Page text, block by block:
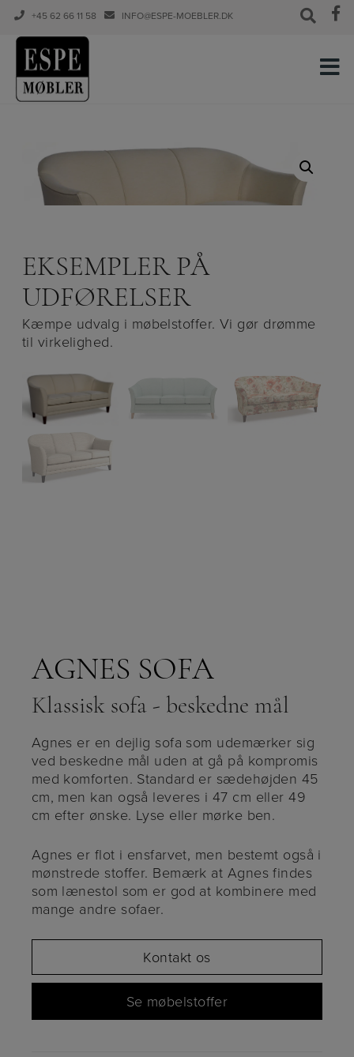
+45 62 66 11 58 INFO@ESPE-MOEBLER.DK
EKSEMPLER PÅ
UDFØRELSER
Kæmpe udvalg i møbelstoffer. Vi gør drømme
til virkelighed.
AGNES SOFA
Klassisk sofa - beskedne mål
Agnes er en dejlig sofa som udemærker sig
ved beskedne mål uden at gå på kompromis
med komforten. Standard er sædehøjden 45
cm, men kan også leveres i 47 cm eller 49
cm efter ønske. Lyse eller mørke ben.
Agnes er flot i ensfarvet, men bestemt også i
mønstrede stoffer. Bemærk at Agnes findes
som lænestol som er god at kombinere med
mange andre sofaer.
Kontakt os
Se møbelstoffer